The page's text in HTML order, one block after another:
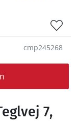
cmp245268
7,